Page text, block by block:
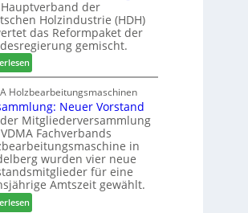
2
0
2
6
e
s
u
c
h
e
r
z
a
h
l
e
n
t
b
o
t
h
i
l
t
b
e
i
P
r
o
der
Holzindustrie (HDH)
das Reformpaket der
gemischt.
:
H
D
H
f
o
r
d
e
r
t
Holzbearbeitungsmaschinen
Neuer Vorstand
Mitgliederversammlung
Fachverbands
in
wurden vier neue
für eine
Amtszeit gewählt.
: